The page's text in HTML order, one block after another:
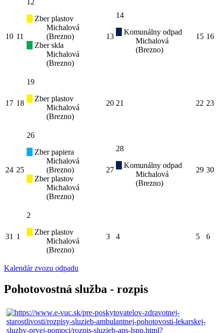
10 11
12
Zber plastov
Michalová
(Brezno)
Zber skla
Michalová
(Brezno)
13
14
Komunálny odpad
Michalová
(Brezno)
15 16
17 18
19
Zber plastov
Michalová
(Brezno)
20 21 22 23
24 25
26
Zber papiera
Michalová
(Brezno)
Zber plastov
Michalová
(Brezno)
27
28
Komunálny odpad
Michalová
(Brezno)
29 30
31 1
2
Zber plastov
Michalová
(Brezno)
3 4 5 6
Kalendár zvozu odpadu
Pohotovostná služba - rozpis